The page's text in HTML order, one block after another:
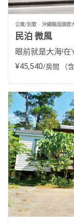
公寓/別墅 沖繩縣国頭郡
民泊 微風
眼前就是大海!在
¥45,540/房間 （